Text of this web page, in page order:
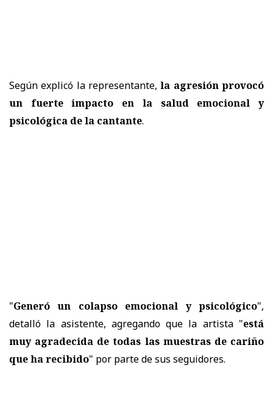
Según explicó la representante,la agresión provocó
un fuerte impacto en la salud emocional y
psicológica de la cantante.
"Generó un colapso emocional y psicológico",
detalló la asistente, agregando que la artista "está
muy agradecida de todas las muestras de cariño
que ha recibido" por parte de sus seguidores.